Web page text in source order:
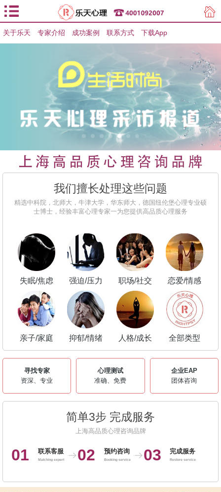
用户登录 用户注册
关于乐天 专家介绍 成功案例 联系方式 下载App
我们擅长处理这些问题
精选中科院，北师大，牛津大学，华东师大，德国纽伦堡心理专业硕
士博士，经验丰富心理专家一为您提供高品质心理服务
失眠/焦虑 强迫/压力 职场/社交 恋爱/情感
亲子/家庭 抑郁/情绪 人格/成长 全部类型
寻找专家
资深、专业
心理测试
准确、免费
企业EAP
团体咨询
简单3步 完成服务
上海高品质心理咨询品牌
01 联系客服
Matching expert 02 预约咨询
Booking service 03 完成服务
Restore service